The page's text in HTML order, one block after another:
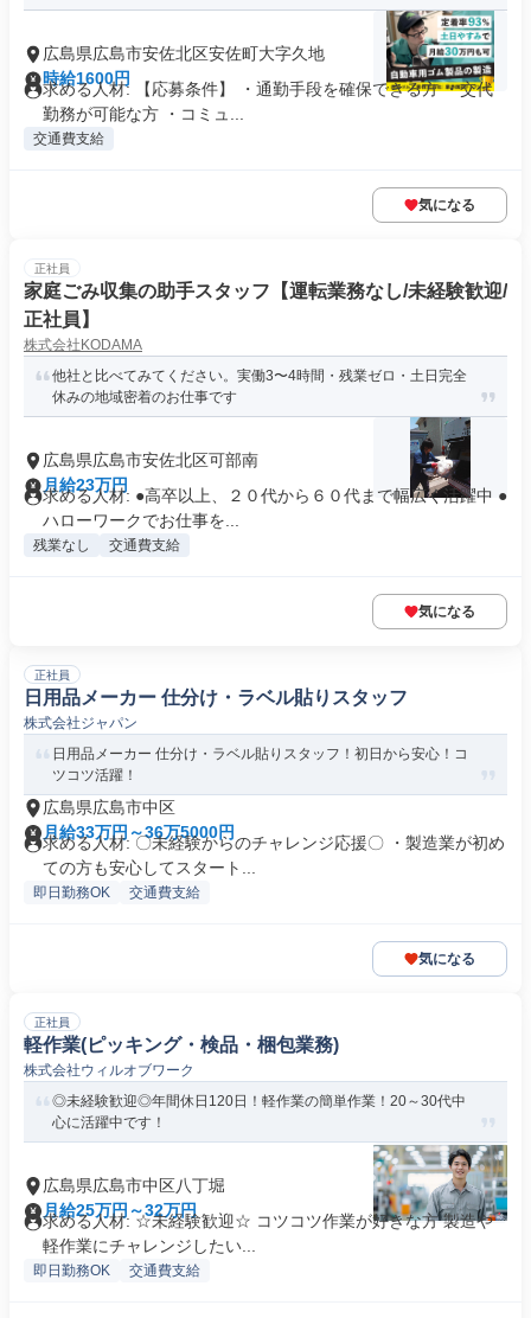
広島県広島市安佐北区安佐町大字久地
時給1600円
求める人材: 【応募条件】 ・通勤手段を確保できる方 ・交代
勤務が可能な方 ・コミュ...
交通費支給
気になる
正社員
家庭ごみ収集の助手スタッフ【運転業務なし/未経験歓迎/
正社員】
株式会社KODAMA
他社と比べてみてください。実働3〜4時間・残業ゼロ・土日完全
休みの地域密着のお仕事です
広島県広島市安佐北区可部南
月給23万円
求める人材: ●高卒以上、２０代から６０代まで幅広く活躍中 ●
ハローワークでお仕事を...
残業なし 交通費支給
気になる
正社員
日用品メーカー 仕分け・ラベル貼りスタッフ
株式会社ジャパン
日用品メーカー 仕分け・ラベル貼りスタッフ！初日から安心！コ
ツコツ活躍！
広島県広島市中区
月給33万円～36万5000円
求める人材: 〇未経験からのチャレンジ応援〇 ・製造業が初め
ての方も安心してスタート...
即日勤務OK 交通費支給
気になる
正社員
軽作業(ピッキング・検品・梱包業務)
株式会社ウィルオブワーク
◎未経験歓迎◎年間休日120日！軽作業の簡単作業！20～30代中
心に活躍中です！
広島県広島市中区八丁堀
月給25万円～32万円
求める人材: ☆未経験歓迎☆ コツコツ作業が好きな方 製造や
軽作業にチャレンジしたい...
即日勤務OK 交通費支給